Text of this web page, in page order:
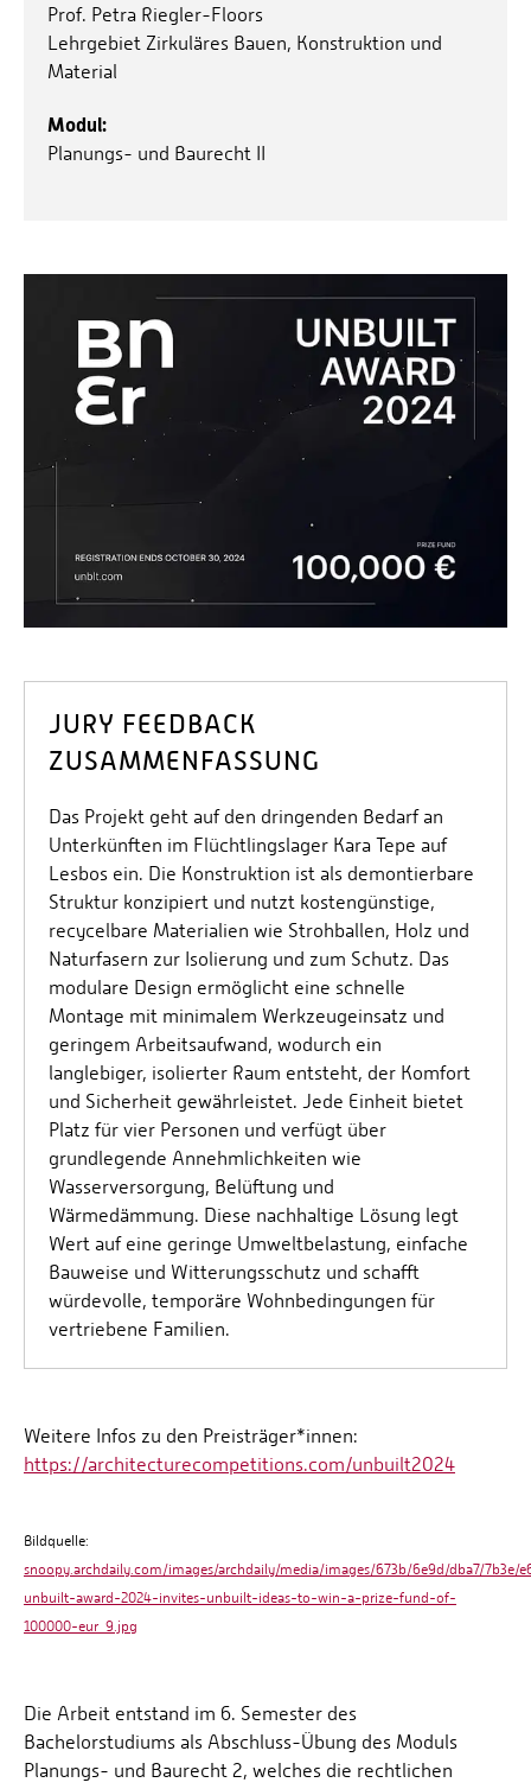
Prof. Petra Riegler-Floors
Lehrgebiet Zirkuläres Bauen, Konstruktion und
Material
Modul:
Planungs- und Baurecht II
JURY FEEDBACK
ZUSAMMENFASSUNG
Das Projekt geht auf den dringenden Bedarf an
Unterkünften im Flüchtlingslager Kara Tepe auf
Lesbos ein. Die Konstruktion ist als demontierbare
Struktur konzipiert und nutzt kostengünstige,
recycelbare Materialien wie Strohballen, Holz und
Naturfasern zur Isolierung und zum Schutz. Das
modulare Design ermöglicht eine schnelle
Montage mit minimalem Werkzeugeinsatz und
geringem Arbeitsaufwand, wodurch ein
langlebiger, isolierter Raum entsteht, der Komfort
und Sicherheit gewährleistet. Jede Einheit bietet
Platz für vier Personen und verfügt über
grundlegende Annehmlichkeiten wie
Wasserversorgung, Belüftung und
Wärmedämmung. Diese nachhaltige Lösung legt
Wert auf eine geringe Umweltbelastung, einfache
Bauweise und Witterungsschutz und schafft
würdevolle, temporäre Wohnbedingungen für
vertriebene Familien.
Weitere Infos zu den Preisträger*innen:
​​​​​​​https://architecturecompetitions.com/unbuilt2024
Bildquelle:
snoopy.archdaily.com/images/archdaily/media/images/673b/6e9d/dba7/7b3e/
unbuilt-award-2024-invites-unbuilt-ideas-to-win-a-prize-fund-of-
100000-eur_9.jpg
Die Arbeit entstand im 6. Semester des
Bachelorstudiums als Abschluss-Übung des Moduls
Planungs- und Baurecht 2, welches die rechtlichen